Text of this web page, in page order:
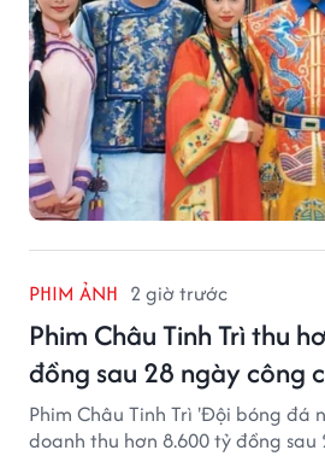
PHIM ẢNH 2 giờ trước
Phim Châu Tinh Trì thu
đồng sau 28 ngày công
Phim Châu Tinh Trì 'Đội bóng đá
doanh thu hơn 8.600 tỷ đồng sau